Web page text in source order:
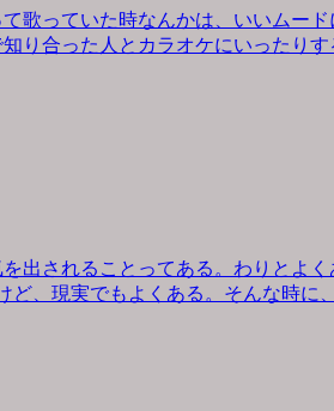
歌っていた時なんかは、いいムー
り合った人とカラオケにいったり
出されることってある。わりとよく
ど、現実でもよくある。そんな時に